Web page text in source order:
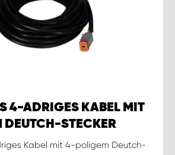
4-ADRIGES KABEL MIT
STECKER
Kabel mit 4-poligem Deutch-